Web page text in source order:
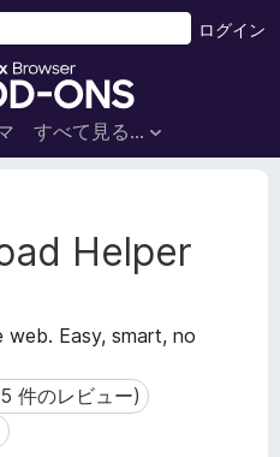
F
r
e
x
ブ
ウ
ー
ア
すべて見る...
ログイン
Helper
Easy, smart, no
のレビュー)
件のレビュー)